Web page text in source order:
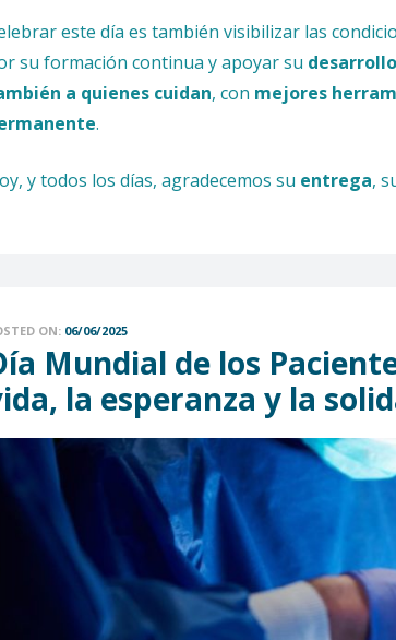
este día es también visibilizar las
su formación continua y apoyar su
a quienes cuidan, con mejores
.
y todos los días, agradecemos su entrega,
ON: 06/06/2025
Mundial de los
la esperanza y la